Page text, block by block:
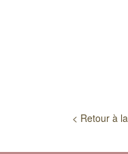
< Retour à